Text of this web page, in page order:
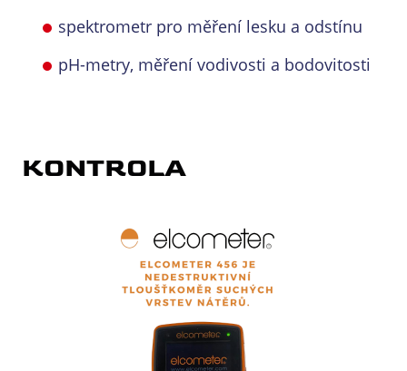
spektrometr pro měření lesku a odstínu
pH-metry, měření vodivosti a bodovitosti
KONTROLA